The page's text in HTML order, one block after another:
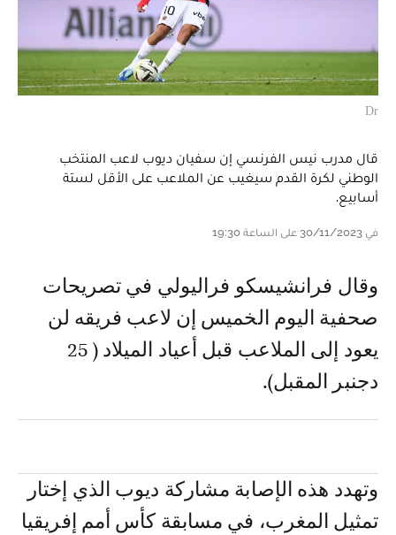
Dr
قال مدرب نيس الفرنسي إن سفيان ديوب لاعب المنتخب
الوطني لكرة القدم سيغيب عن الملاعب على الأقل لستة
أسابيع.
في 30/11/2023 على الساعة 19:30
و قال فرانشيسكو فراليولي في تصريحات
صحفية اليوم الخميس إن لاعب فريقه لن
يعود إلى الملاعب قبل أعياد الميلاد ( 25
دجنبر المقبل).
وتهدد هذه الإصابة مشاركة ديوب الذي إختار
تمثيل المغرب، في مسابقة كأس أمم إفريقيا